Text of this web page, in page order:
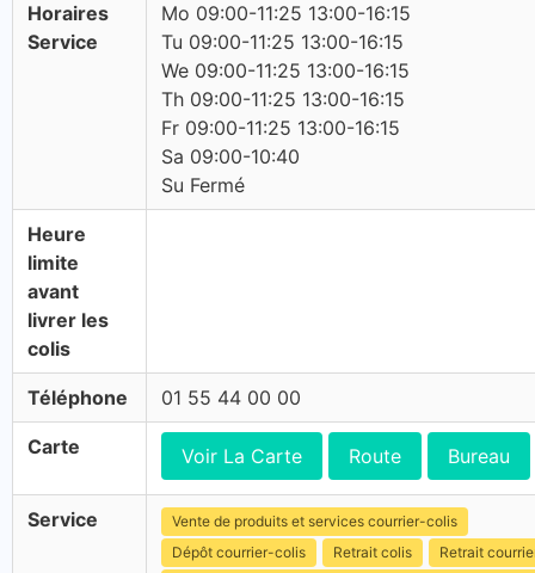
Horaires
Service
Mo 09:00-11:25 13:00-16:15
Tu 09:00-11:25 13:00-16:15
We 09:00-11:25 13:00-16:15
Th 09:00-11:25 13:00-16:15
Fr 09:00-11:25 13:00-16:15
Sa 09:00-10:40
Su Fermé
Heure
limite
avant
livrer les
colis
Téléphone 01 55 44 00 00
Carte Voir La Carte Route Bureau
Service
Vente de produits et services courrier-colis
Dépôt courrier-colis
Retrait colis
Retrait